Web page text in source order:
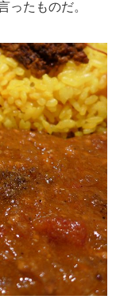
ったものだ。